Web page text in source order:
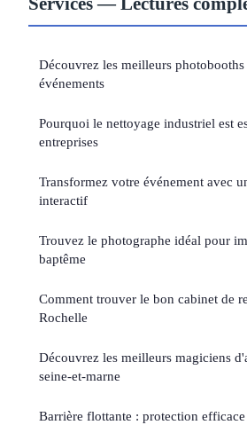
Découvrez les meilleurs
événements
Pourquoi le nettoyage industriel est
entreprises
Transformez votre événement avec
interactif
Trouvez le photographe idéal pour
baptême
Comment trouver le bon cabinet de
Rochelle
Découvrez les meilleurs magiciens
seine-et-marne
Barrière flottante : protection